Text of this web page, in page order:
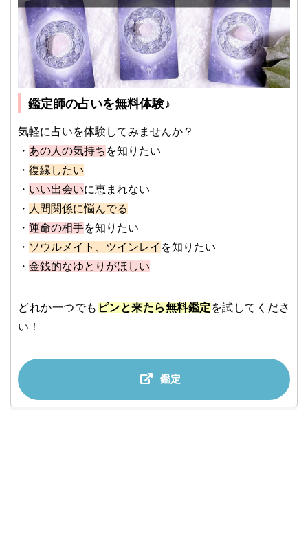
鑑定師の占いを無料体験♪
気軽に占いを体験してみませんか？
・ あの人の気持ち を知りたい
・ 復縁したい
・ いい出会いに恵まれない
・ 人間関係に悩んでる
・ 運命の相手を知りたい
・ ソウルメイト、ツインレイ を知りたい
・ 金銭的なゆとりがほしい
どれか一つでも ピンと来たら無料鑑定 を試してくださ
い！
鑑定